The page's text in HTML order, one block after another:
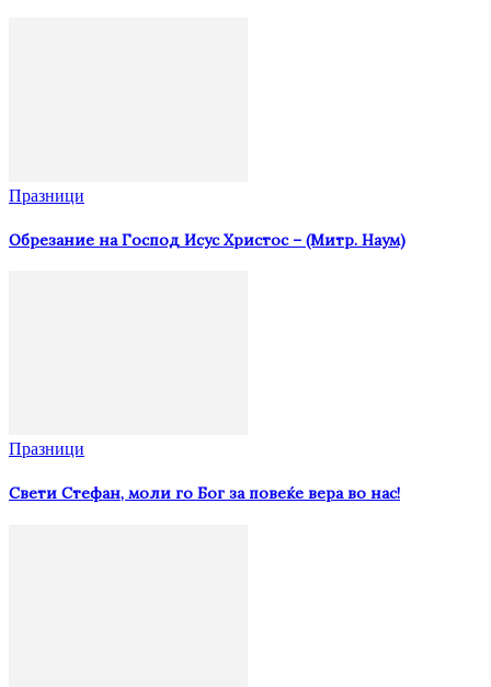
Празници
Oбрезание на Господ Исус Христос – (Митр. Наум)
Празници
Свети Стефан, моли го Бог за повеќе вера во нас!